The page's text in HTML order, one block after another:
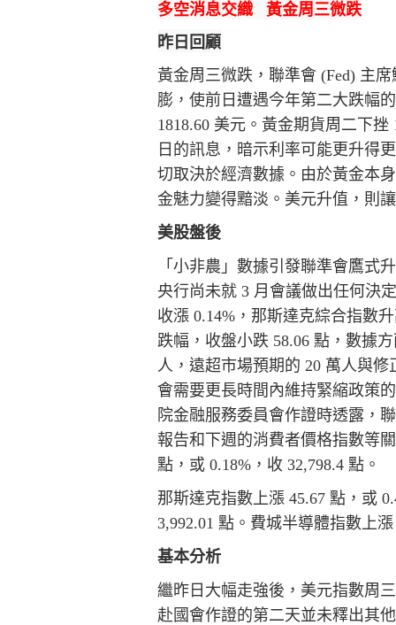
多空消息交織 黃金周三微跌
昨日回顧
黃金周三微跌，聯準會 (Fed) 主
膨，使前日遭遇今年第二大跌幅
1818.60 美元。黃金期貨周二下
日的訊息，暗示利率可能更升得
切取決於經濟數據。由於黃金本
金魅力變得黯淡。美元升值，則
美股盤後
「小非農」數據引發聯準會鷹式
央行尚未就 3 月會議做出任何決
收漲 0.14%，那斯達克綜合指數
跌幅，收盤小跌 58.06 點，數據
人，遠超市場預期的 20 萬人與
會需要更長時間內維持緊縮政策
院金融服務委員會作證時透露，
報告和下週的消費者價格指數等
點，或 0.18%，收 32,798.4 點。
那斯達克指數上漲 45.67 點，或
3,992.01 點。費城半導體指數上
基本分析
繼昨日大幅走強後，美元指數周
赴國會作證的第二天並未釋出其